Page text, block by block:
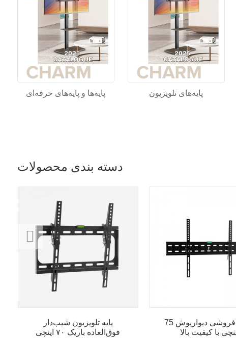
پایه‌ها و پایه‌های حرفه‌ای پایه‌های تلویزیون
دسته بندی محصولات
پایه تلویزیون شیب‌دار
فوق‌العاده باریک ۷۰ اینچی
عمده فروشی دیوارپوش 75
با کیفیت بالا